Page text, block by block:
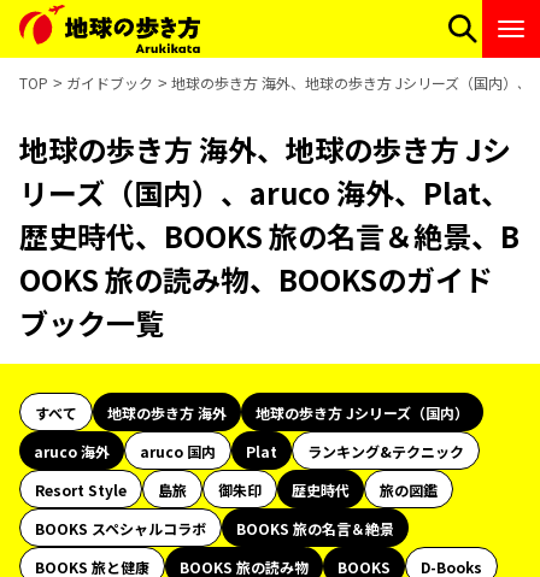
TOP ガイドブック 地球の歩き方 海外、地球の歩き方 Jシリーズ（国内）
地球の歩き方 海外、地球の歩き方 Jシ
リーズ（国内）、aruco 海外、Plat、
歴史時代、BOOKS 旅の名言＆絶景、B
OOKS 旅の読み物、BOOKSのガイド
ブック一覧
すべて 地球の歩き方 海外
地球の歩き方 Jシリーズ（国内）
aruco 海外
aruco 国内 Plat
ランキング&テクニック
Resort Style
島旅 御朱印 歴史時代
旅の図鑑
BOOKS スペシャルコラボ
BOOKS 旅の名言＆絶景
BOOKS 旅と健康
BOOKS 旅の読み物 BOOKS
D-Books